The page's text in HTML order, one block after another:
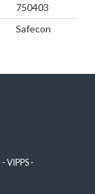
750403
Safecon
VIPPS -